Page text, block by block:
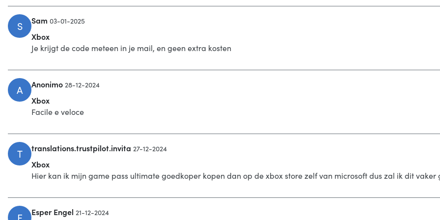
S Sam 03-01-2025
Xbox
Je krijgt de code meteen in je mail, en geen extra kosten
A Anonimo 28-12-2024
Xbox
Facile e veloce
T translations.trustpilot.invita 27-12-2024
Xbox
Hier kan ik mijn game pass ultimate goedkoper kopen dan op de xbox store zelf van microsoft dus zal ik dit vaker
E Esper Engel 21-12-2024